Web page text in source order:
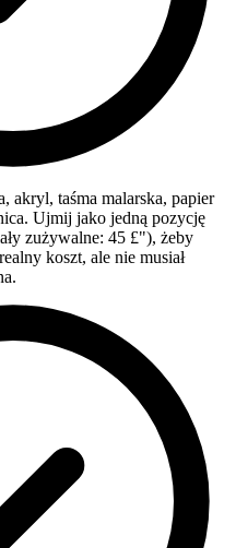
akryl, taśma malarska, papier
Ujmij jako jedną pozycję
zużywalne: 45 £"), żeby
koszt, ale nie musiał